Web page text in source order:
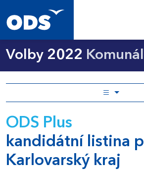
Volby 2022
ODS Plus
kandidátní listina
Karlovarský kraj